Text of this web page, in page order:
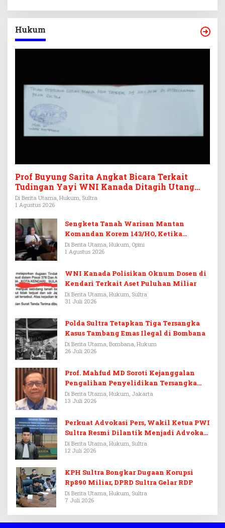
Hukum
Prof Buyung Sarita Angkat Bicara Terkait
Tudingan Yayi WNI Kanada Ditagih Utang
Rp3,6 Miliar
Di Berita Utama, Hukum, Sultra
1 Agustus 2026
Sengketa Tanah Warisan Mantan
Komandan Korem 143/HO, Ketika
Warisan Menjadi Arena Pemerasan
Di Berita Utama, Hukum, Opini
1 Agustus 2026
WNI Kanada Polisikan Oknum Dosen di
Kendari Terkait Aset Puluhan Miliar
Di Berita Utama, Hukum, Sultra
31 Juli 2026
Polda Sultra Tetapkan Tiga Tersangka
Kasus Tambang Emas Ilegal di Bombana
Di Berita Utama, Bombana, Hukum
26 Juli 2026
Prof. Mahfud MD Soroti Kejanggalan
Pengalihan Penyelidikan Tersangka
Febrie Adriansyah
Di Berita Utama, Hukum, Jakarta
13 Juli 2026
Perkuat Advokasi Pers, Wakil Ketua PWI
Sultra Resmi Dilantik Menjadi Advokat
PERADI
Di Berita Utama, Hukum, Sultra
12 Juli 2026
KPH Sultra Bongkar Dugaan Korupsi
Rp890 Miliar, DPRD Sultra Gelar RDP
Di Berita Utama, Hukum, Sultra
7 Juli 2026